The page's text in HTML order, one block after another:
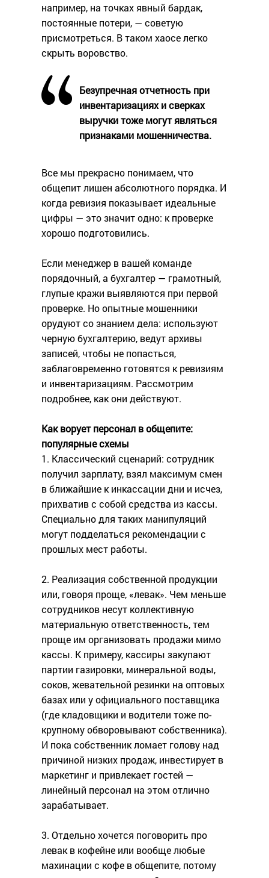
например, на точках явный бардак,
постоянные потери, — советую
присмотреться. В таком хаосе легко
скрыть воровство.
Безупречная отчетность при
инвентаризациях и сверках
выручки тоже могут являться
признаками мошенничества.
Все мы прекрасно понимаем, что
общепит лишен абсолютного порядка. И
когда ревизия показывает идеальные
цифры — это значит одно: к проверке
хорошо подготовились.
Если менеджер в вашей команде
порядочный, а бухгалтер — грамотный,
глупые кражи выявляются при первой
проверке. Но опытные мошенники
орудуют со знанием дела: используют
черную бухгалтерию, ведут архивы
записей, чтобы не попасться,
заблаговременно готовятся к ревизиям
и инвентаризациям. Рассмотрим
подробнее, как они действуют.
Как ворует персонал в общепите:
популярные схемы
1. Классический сценарий: сотрудник
получил зарплату, взял максимум смен
в ближайшие к инкассации дни и исчез,
прихватив с собой средства из кассы.
Специально для таких манипуляций
могут подделаться рекомендации с
прошлых мест работы.
2. Реализация собственной продукции
или, говоря проще, «левак». Чем меньше
сотрудников несут коллективную
материальную ответственность, тем
проще им организовать продажи мимо
кассы. К примеру, кассиры закупают
партии газировки, минеральной воды,
соков, жевательной резинки на оптовых
базах или у официального поставщика
(где кладовщики и водители тоже по-
крупному обворовывают собственника).
И пока собственник ломает голову над
причиной низких продаж, инвестирует в
маркетинг и привлекает гостей —
линейный персонал на этом отлично
зарабатывает.
3. Отдельно хочется поговорить про
левак в кофейне или вообще любые
махинации с кофе в общепите, потому